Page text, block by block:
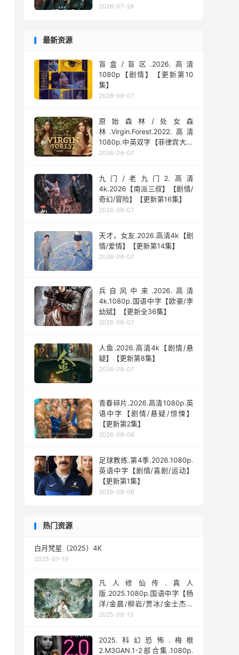
2026-07-28
最新资源
盲盒/盲区.2026.高清
1080p【剧情】【更新第10
集】
2026-08-07
原始森林/处女森
林.Virgin.Forest.2022.高清
1080p.中英双字【菲律宾大尺
度】
2026-08-07
九门/老九门2.高清
4k.2026【南派三叔】【剧情/
奇幻/冒险】【更新第16集】
2026-08-07
天才，女友.2026.高清4k【剧
情/爱情】【更新第14集】
2026-08-07
兵自风中来‎.2026.高清
4k.1080p.国语中字【欧豪/李
幼斌】【更新全36集】
2026-08-07
人鱼.2026.高清4k【剧情/悬
疑】【更新第8集】
2026-08-07
青春碎片.2026.高清1080p.英
语中字【剧情/悬疑/惊悚】
【更新第2集】
2026-08-06
足球教练.第4季.2026.1080p.
英语中字【剧情/喜剧/运动】
【更新第1集】
2026-08-06
热门资源
白月梵星（2025）4K
2025-01-19
凡人修仙传.真人
版.2025.1080p.国语中字【杨
洋/金晨/柳岩/贾冰/金士杰】
【全30集】
2025-08-13
2025.科幻恐怖.梅根
2.M3GAN.1-2部合集.1080p.